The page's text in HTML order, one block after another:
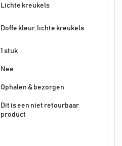
Lichte kreukels
Doffe kleur, lichte kreukels
1 stuk
Nee
Ophalen & bezorgen
Dit is een niet retourbaar
product